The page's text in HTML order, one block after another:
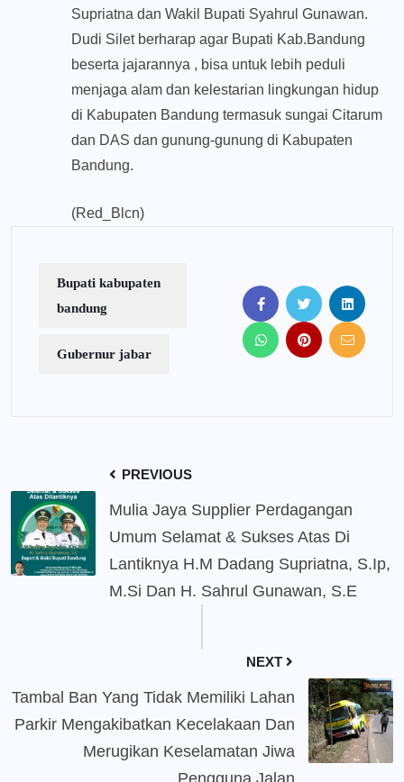
Supriatna dan Wakil Bupati Syahrul Gunawan.
Dudi Silet berharap agar Bupati Kab.Bandung
beserta jajarannya , bisa untuk lebih peduli
menjaga alam dan kelestarian lingkungan hidup
di Kabupaten Bandung termasuk sungai Citarum
dan DAS dan gunung-gunung di Kabupaten
Bandung.
(Red_Blcn)
Bupati kabupaten
bandung
Gubernur jabar
PREVIOUS
Mulia Jaya Supplier Perdagangan
Umum Selamat & Sukses Atas Di
Lantiknya H.M Dadang Supriatna, S.Ip,
M.Si Dan H. Sahrul Gunawan, S.E
NEXT
Tambal Ban Yang Tidak Memiliki Lahan
Parkir Mengakibatkan Kecelakaan Dan
Merugikan Keselamatan Jiwa